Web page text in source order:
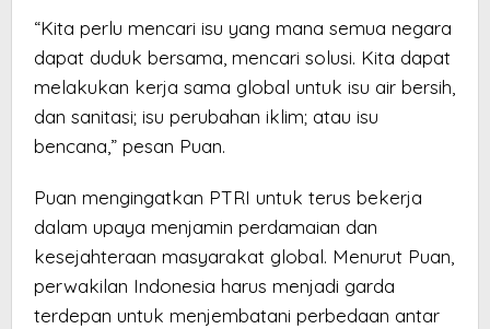
“Kita perlu mencari isu yang mana semua negara
dapat duduk bersama, mencari solusi. Kita dapat
melakukan kerja sama global untuk isu air bersih,
dan sanitasi; isu perubahan iklim; atau isu
bencana,” pesan Puan.
Puan mengingatkan PTRI untuk terus bekerja
dalam upaya menjamin perdamaian dan
kesejahteraan masyarakat global. Menurut Puan,
perwakilan Indonesia harus menjadi garda
terdepan untuk menjembatani perbedaan antar